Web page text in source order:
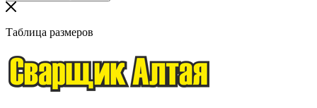
Таблица размеров